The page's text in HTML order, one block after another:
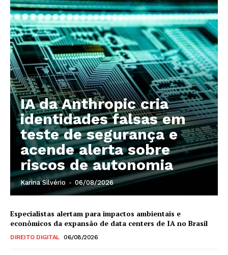
IA da Anthropic cria
identidades falsas em
teste de segurança e
acende alerta sobre
riscos de autonomia
Karina Silvério - 06/08/2026
Especialistas alertam para impactos ambientais e
econômicos da expansão de data centers de IA no Brasil
DIREITO DIGITAL 06/08/2026